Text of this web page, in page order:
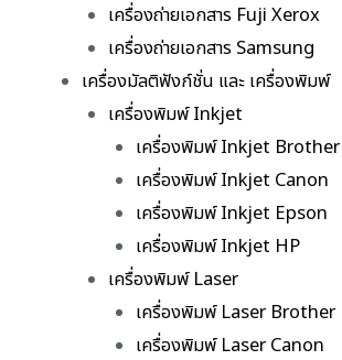
เครื่องถ่ายเอกสาร Fuji Xerox
เครื่องถ่ายเอกสาร Samsung
เครื่องมัลติฟังก์ชั่น และ เครื่องพิมพ์
เครื่องพิมพ์ Inkjet
เครื่องพิมพ์ Inkjet Brother
เครื่องพิมพ์ Inkjet Canon
เครื่องพิมพ์ Inkjet Epson
เครื่องพิมพ์ Inkjet HP
เครื่องพิมพ์ Laser
เครื่องพิมพ์ Laser Brother
เครื่องพิมพ์ Laser Canon